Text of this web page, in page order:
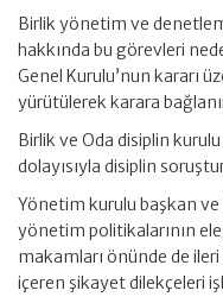
Birlik yönetim ve
hakkında bu görevleri
Genel Kurulu’nun kararı
yürütülerek karara
Birlik ve Oda disiplin
dolayısıyla disiplin
Yönetim kurulu başkan
yönetim politikalarının
makamları önünde de ileri
içeren şikayet dilekçeleri